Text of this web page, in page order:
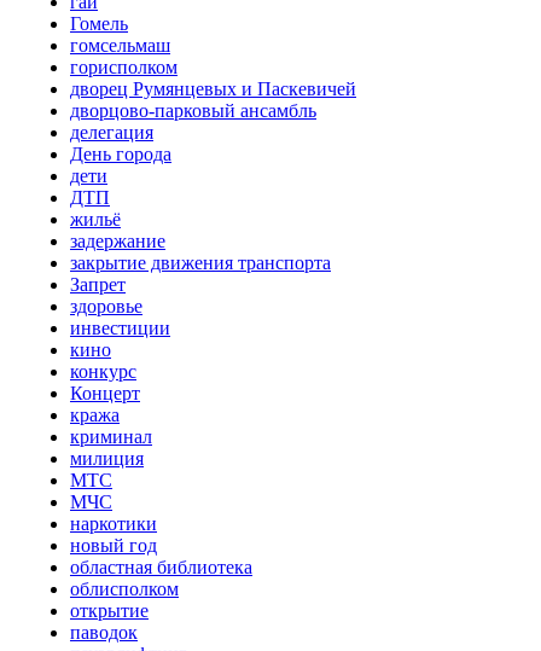
Гомель
гомсельмаш
горисполком
дворец Румянцевых и Паскевичей
дворцово-парковый ансамбль
делегация
День города
дети
ДТП
жильё
задержание
закрытие движения транспорта
Запрет
здоровье
инвестиции
кино
конкурс
Концерт
кража
криминал
милиция
МТС
МЧС
наркотики
новый год
областная библиотека
облисполком
открытие
паводок